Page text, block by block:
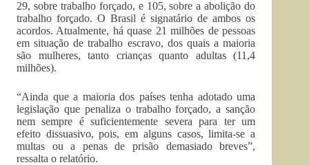
29, sobre trabalho forçado, e 105, sobre a abolição do
trabalho forçado. O Brasil é signatário de ambos os
acordos. Atualmente, há quase 21 milhões de pessoas
em situação de trabalho escravo, dos quais a maioria
são mulheres, tanto crianças quanto adultas (11,4
milhões).
“Ainda que a maioria dos países tenha adotado uma
legislação que penaliza o trabalho forçado, a sanção
nem sempre é suficientemente severa para ter um
efeito dissuasivo, pois, em alguns casos, limita-se a
multas ou a penas de prisão demasiado breves”,
ressalta o relatório.